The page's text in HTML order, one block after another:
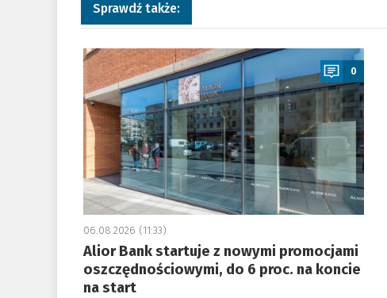
Sprawdź także:
a
0
06.08.2026 (11:33)
Alior Bank startuje z nowymi promocjami
oszczędnościowymi, do 6 proc. na koncie
na start